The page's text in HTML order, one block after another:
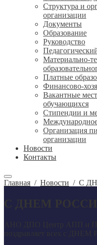
Структура и
организации
Документы
Образование
Руководство
Материально-
Платные
Финансово-
Вакантные
обучающихся
Стипендии и
Организация
организации
Новости
Контакты
Главная / Новости / С